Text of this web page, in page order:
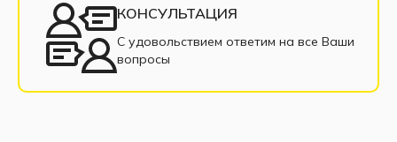
Современные диваны
Диваны с нишей для белья
КОНСУЛЬТАЦИЯ
С удовольствием ответим на все Ваши
вопросы